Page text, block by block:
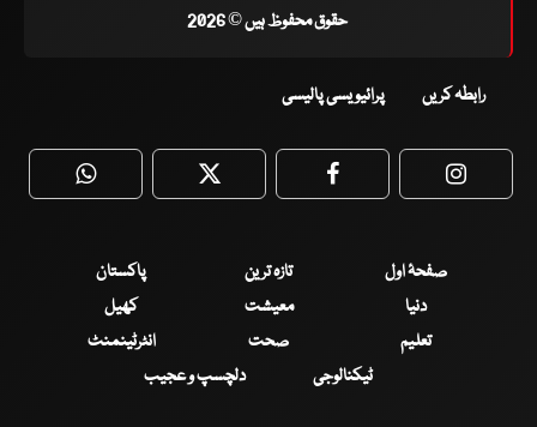
حقوق محفوظ ہیں © 2026
رابطہ کریں پرائیویسی پالیسی
WhatsApp Twitter Facebook
صفحۂ اول تازہ ترین
پاکستان
دنیا
معیشت
کھیل
تعلیم
صحت
انٹرٹینمنٹ
ٹیکنالوجی
دلچسپ و عجیب